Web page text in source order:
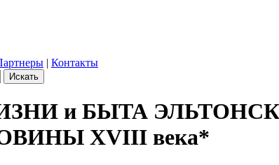
| Контакты
и БЫТА
XVIII века*